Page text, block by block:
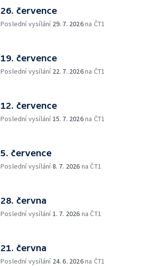
26. července
Poslední vysílání 29. 7. 2026na ČT1
19. července
Poslední vysílání 22. 7. 2026na ČT1
12. července
Poslední vysílání15. 7. 2026na ČT1
5. července
Poslední vysílání8. 7. 2026 na ČT1
28. června
Poslední vysílání1. 7. 2026 na ČT1
21. června
Poslední vysílání 24. 6. 2026na ČT1